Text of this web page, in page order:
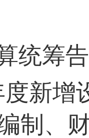
统筹
新增
制、